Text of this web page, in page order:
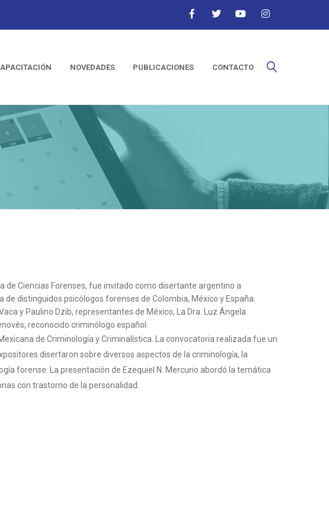
NOVEDADES PUBLICACIONES CONTACTO
de Ciencias Forenses, fue invitado como disertante argentino a
distinguidos psicólogos forenses de Colombia, México y España.
y Paulino Dzib, representantes de México, La Dra. Luz Ángela
reconocido criminólogo español.
de Criminología y Criminalística. La convocatoria realizada fue un
disertaron sobre diversos aspectos de la criminología, la
forense. La presentación de Ezequiel N. Mercurio abordó la temática
con trastorno de la personalidad.